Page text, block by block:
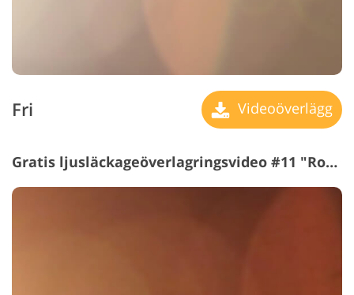
Fri Videoöverlägg
Gratis ljusläckageöverlagringsvideo #11 "Rose Petals"